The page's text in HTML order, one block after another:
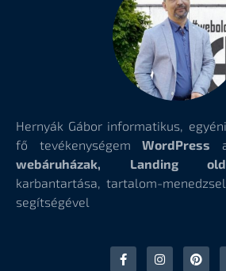
Hernyák Gábor informatikus,
fő tevékenységem WordPress
webáruházak, Landing
karbantartása, tartalom-
segítségével